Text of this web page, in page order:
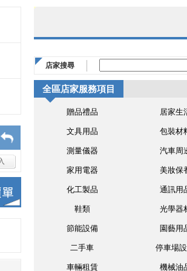
店家搜尋
全區店家服務項目
贈品禮品 居家生
文具用品 包裝材
測量儀器 汽車周
家用電器 美妝保
化工製品 通訊用
鞋類 光學器
節能設備 園藝用
二手車 停車場
車輛租賃 機械油